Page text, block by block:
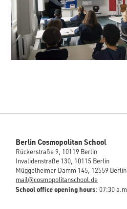
Berlin Cosmopolitan School
Rückerstraße 9, 10119 Berlin
Invalidenstraße 130, 10115 Berlin
Müggelheimer Damm 145, 12559 Berlin
mail@cosmopolitanschool.de
School office opening hours: 07:30